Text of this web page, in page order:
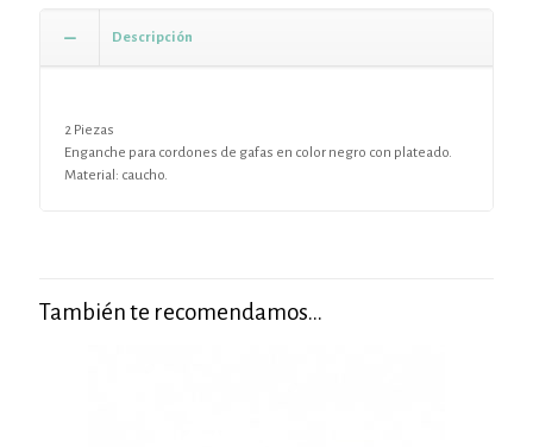
Descripción
2 Piezas
Enganche para cordones de gafas en color negro con plateado.
Material: caucho.
También te recomendamos…